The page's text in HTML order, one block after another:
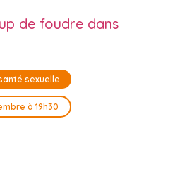
de foudre dans
sexuelle
à 19h30